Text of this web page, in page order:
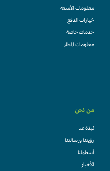
معلومات الأمتعة
خيارات الدفع
خدمات خاصة
معلومات المطار
من نحن
نبذة عنا
رؤيتنا ورسالتنا
أسطولنا
الأخبار